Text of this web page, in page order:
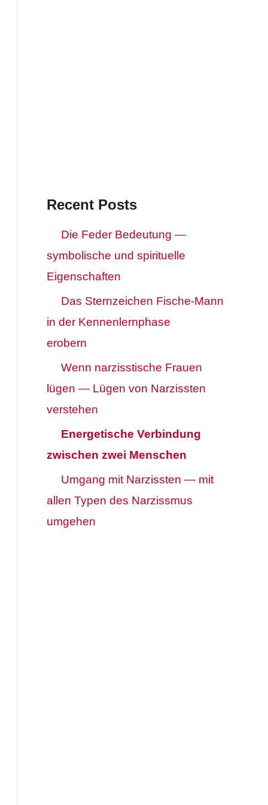
Recent Posts
Die Feder Bedeutung —
symbolische und spirituelle
Eigenschaften
Das Sternzeichen Fische-Mann
in der Kennenlernphase
erobern
Wenn narzisstische Frauen
lügen — Lügen von Narzissten
verstehen
Energetische Verbindung
zwischen zwei Menschen
Umgang mit Narzissten — mit
allen Typen des Narzissmus
umgehen